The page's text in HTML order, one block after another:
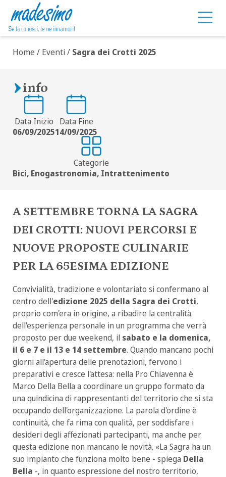
Vai al contenuto
Sagra dei Crotti 2025
Home / Eventi/ Sagra dei Crotti 2025
info
Data Inizio
06/09/2025
Data Fine
14/09/2025
Categorie
Bici, Enogastronomia, Intrattenimento
A SETTEMBRE TORNA LA SAGRA
DEI CROTTI: NUOVI PERCORSI E
NUOVE PROPOSTE CULINARIE
PER LA 65ESIMA EDIZIONE
Convivialità, tradizione e volontariato si confermano al
centro dell'edizione 2025 della Sagra dei Crotti,
proprio com'era in origine, a ribadire la centralità
dell'esperienza personale in un programma che verrà
proposto per due weekend, il sabato e la domenica,
il 6 e 7 e il 13 e 14 settembre. Quando mancano pochi
giorni all'apertura delle prenotazioni, fervono i
preparativi e cresce l'attesa: nella Pro Chiavenna è
Marco Della Bella a coordinare un gruppo formato da
una quindicina di rappresentanti del territorio che si sta
occupando dell'organizzazione. La parola d'ordine è
continuità, che fa rima con qualità, per soddisfare i
desideri degli affezionati partecipanti, ma anche per
questa edizione non mancano le novità. «La Sagra ha un
suo impianto che funziona molto bene - spiega Della
Bella -, in quanto espressione del nostro territorio,